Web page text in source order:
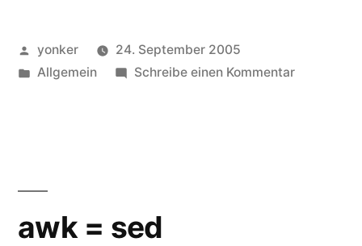
Veröffentlicht
von
yonker
24. September 2005
Veröffentlicht
Allgemein Schreibe einen Kommentarzu
awk = sed